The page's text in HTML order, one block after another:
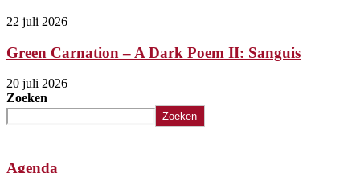
22 juli 2026
Green Carnation – A Dark Poem II: Sanguis
20 juli 2026
Zoeken
Zoeken
Agenda